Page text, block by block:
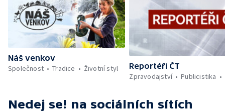
Náš venkov
Společnost
Tradice Životní styl
Reportéři ČT
Zpravodajství
Publicistika
Nedej se! na sociálních sítích